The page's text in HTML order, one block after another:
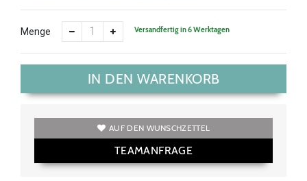
Menge Versandfertig in 6 Werktagen
IN DEN WARENKORB
AUF DEN WUNSCHZETTEL
TEAMANFRAGE